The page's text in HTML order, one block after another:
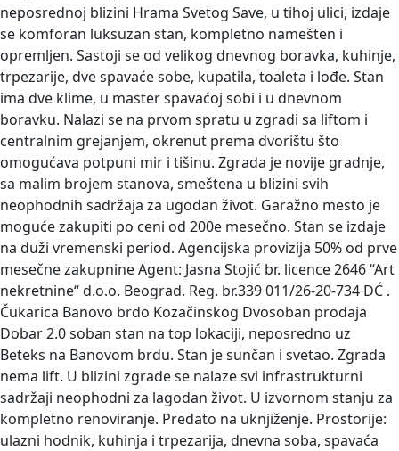
neposrednoj blizini Hrama Svetog Save, u tihoj ulici, izdaje
se komforan luksuzan stan, kompletno namešten i
opremljen. Sastoji se od velikog dnevnog boravka, kuhinje,
trpezarije, dve spavaće sobe, kupatila, toaleta i lođe. Stan
ima dve klime, u master spavaćoj sobi i u dnevnom
boravku. Nalazi se na prvom spratu u zgradi sa liftom i
centralnim grejanjem, okrenut prema dvorištu što
omogućava potpuni mir i tišinu. Zgrada je novije gradnje,
sa malim brojem stanova, smeštena u blizini svih
neophodnih sadržaja za ugodan život. Garažno mesto je
moguće zakupiti po ceni od 200e mesečno. Stan se izdaje
na duži vremenski period. Agencijska provizija 50% od prve
mesečne zakupnine Agent: Jasna Stojić br. licence 2646 “Art
nekretnine“ d.o.o. Beograd. Reg. br.339 011/26-20-734 DĆ .
Čukarica Banovo brdo Kozačinskog Dvosoban prodaja
Dobar 2.0 soban stan na top lokaciji, neposredno uz
Beteks na Banovom brdu. Stan je sunčan i svetao. Zgrada
nema lift. U blizini zgrade se nalaze svi infrastrukturni
sadržaji neophodni za lagodan život. U izvornom stanju za
kompletno renoviranje. Predato na uknjiženje. Prostorije:
ulazni hodnik, kuhinja i trpezarija, dnevna soba, spavaća